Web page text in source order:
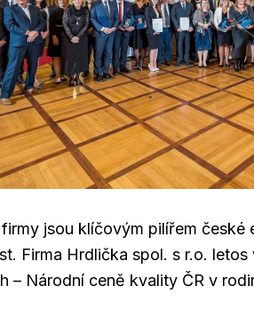
firmy jsou klíčovým pilířem
Firma Hrdlička spol. s r.o.
– Národní ceně kvality ČR v